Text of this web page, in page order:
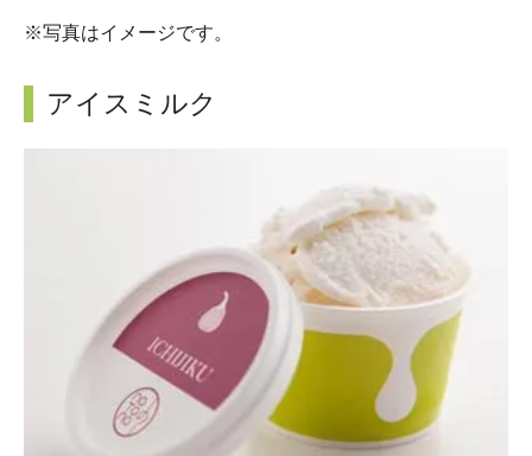
※写真はイメージです。
アイスミルク